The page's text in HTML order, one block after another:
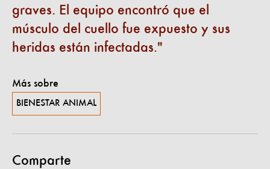
graves. El equipo encontró que el
músculo del cuello fue expuesto y sus
heridas están infectadas.
Más sobre
BIENESTAR ANIMAL
Comparte